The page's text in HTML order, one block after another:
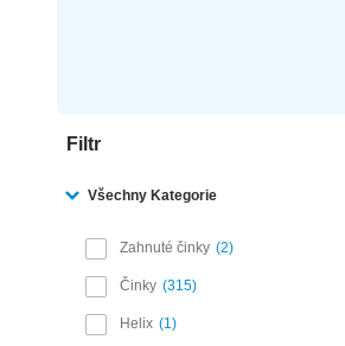
Filtr
Všechny Kategorie
Zahnuté činky 2
Činky 315
Helix 1